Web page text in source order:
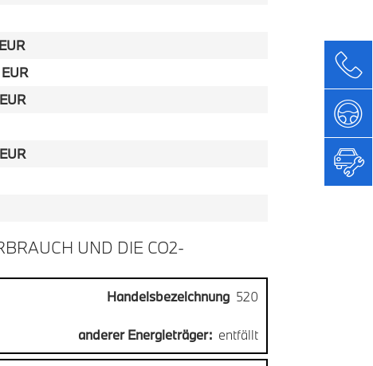
UND DIE CO2-
Handelsbezeichnung 520
anderer Energieträger: entfällt